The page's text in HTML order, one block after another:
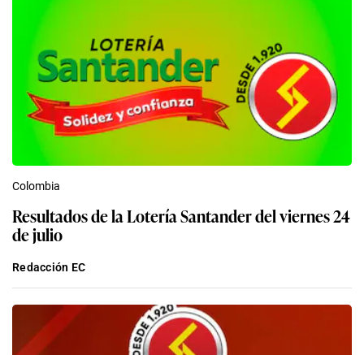
Colombia
Resultados de la Lotería Santander del viernes 24
de julio
Redacción EC